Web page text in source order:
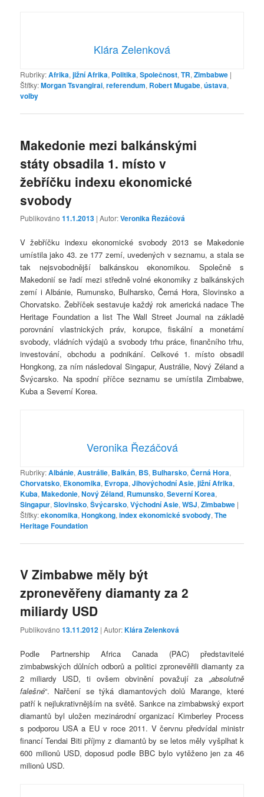
Klára Zelenková
Rubriky:Afrika,jižní Afrika, Politika,Společnost,TR,Zimbabwe |
Štítky:Morgan Tsvangirai,referendum, Robert Mugabe,ústava,
volby
Makedonie mezi balkánskými
státy obsadila 1. místo v
žebříčku indexu ekonomické
svobody
Publikováno11.1.2013 | Autor:Veronika Řezáčová
V žebříčku indexu ekonomické svobody 2013 se Makedonie
umístila jako 43. ze 177 zemí, uvedených v seznamu, a stala se
tak nejsvobodnější balkánskou ekonomikou. Společně s
Makedonií se řadí mezi středně volné ekonomiky z balkánských
zemí i Albánie, Rumunsko, Bulharsko, Černá Hora, Slovinsko a
Chorvatsko. Žebříček sestavuje každý rok americká nadace The
Heritage Foundation a list The Wall Street Journal na základě
porovnání vlastnických práv, korupce, fiskální a monetární
svobody, vládních výdajů a svobody trhu práce, finančního trhu,
investování, obchodu a podnikání. Celkové 1. místo obsadil
Hongkong, za ním následoval Singapur, Austrálie, Nový Zéland a
Švýcarsko. Na spodní příčce seznamu se umístila Zimbabwe,
Kuba a Severní Korea.
Veronika Řezáčová
Rubriky:Albánie,Austrálie, Balkán, BS, Bulharsko,Černá Hora,
Chorvatsko, Ekonomika, Evropa,Jihovýchodní Asie,jižní Afrika,
Kuba,Makedonie,Nový Zéland, Rumunsko,Severní Korea,
Singapur,Slovinsko,Švýcarsko,Východní Asie,WSJ,Zimbabwe |
Štítky:ekonomika,Hongkong,index ekonomické svobody,The
Heritage Foundation
V Zimbabwe měly být
zpronevěřeny diamanty za 2
miliardy USD
Publikováno13.11.2012 | Autor:Klára Zelenková
Podle Partnership Africa Canada (PAC) představitelé
zimbabwských důlních odborů a politici zpronevěřili diamanty za
2 miliardy USD, ti ovšem obvinění považují za „absolutně
falešné“. Nařčení se týká diamantových dolů Marange, které
patří k nejlukrativnějším na světě. Sankce na zimbabwský export
diamantů byl uložen mezinárodní organizací Kimberley Process
s podporou USA a EU v roce 2011. V červnu předvídal ministr
financí Tendai Biti příjmy z diamantů by se letos měly vyšplhat k
600 milionů USD, doposud podle BBC bylo vytěženo jen za 46
milionů USD.